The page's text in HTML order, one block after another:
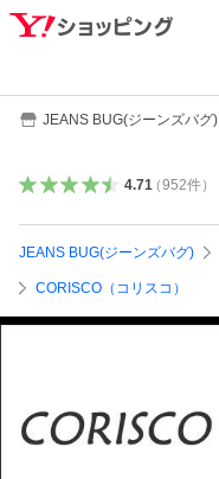
JEANS BUG(ジーンズバグ)
4.71（952件）
JEANS BUG(ジーンズバグ)
CORISCO（コリスコ）